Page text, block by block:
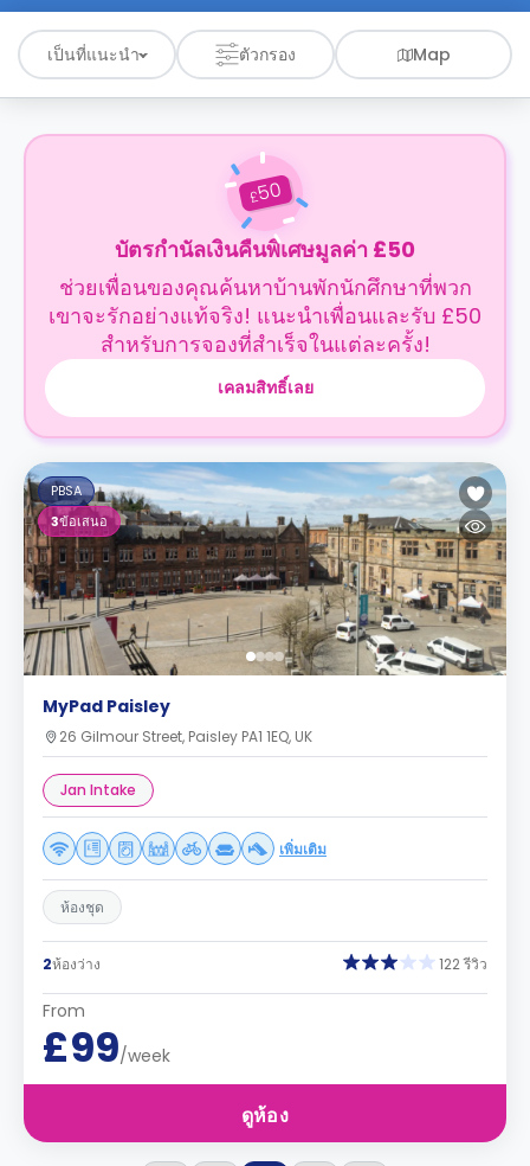
เป็นที่แนะนำ ตัวกรอง Map
£50
บัตรกำนัลเงินคืนพิเศษมูลค่า £50
ช่วยเพื่อนของคุณค้นหาบ้านพักนักศึกษาที่พวก
เขาจะรักอย่างแท้จริง! แนะนำเพื่อนและรับ £50
สำหรับการจองที่สำเร็จในแต่ละครั้ง!
เคลมสิทธิ์เลย
PBSA
3ข้อเสนอ
MyPad Paisley
26 Gilmour Street, Paisley PA1 1EQ, UK
Jan Intake
เพิ่มเติม
ห้องชุด
2ห้องว่าง 122 รีวิว
From
£99/week
ดูห้อง